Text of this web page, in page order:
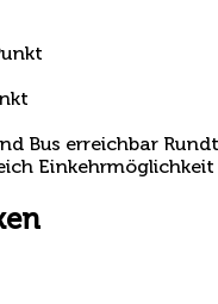
Bus erreichbar
Einkehrmöglichkeit